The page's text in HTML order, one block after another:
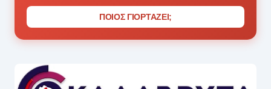
ΠΟΙΟΣ ΓΙΟΡΤΑΖΕΙ;